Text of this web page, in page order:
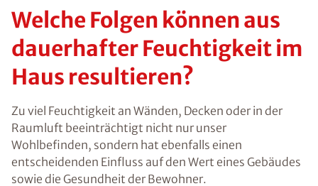
Veröffentlicht am27.04.2026
Welche Folgen können
aus dauerhafter
Feuchtigkeit im Haus
resultieren?
Zu viel Feuchtigkeit an Wänden, Decken oder in